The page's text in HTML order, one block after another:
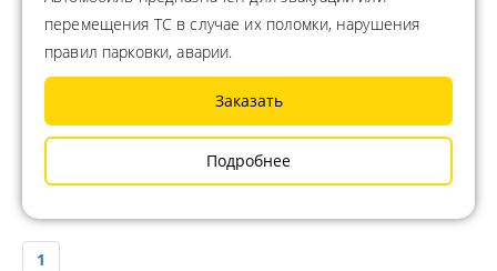
перемещения ТС в случае их поломки, нарушения
правил парковки, аварии.
Заказать
Подробнее
1